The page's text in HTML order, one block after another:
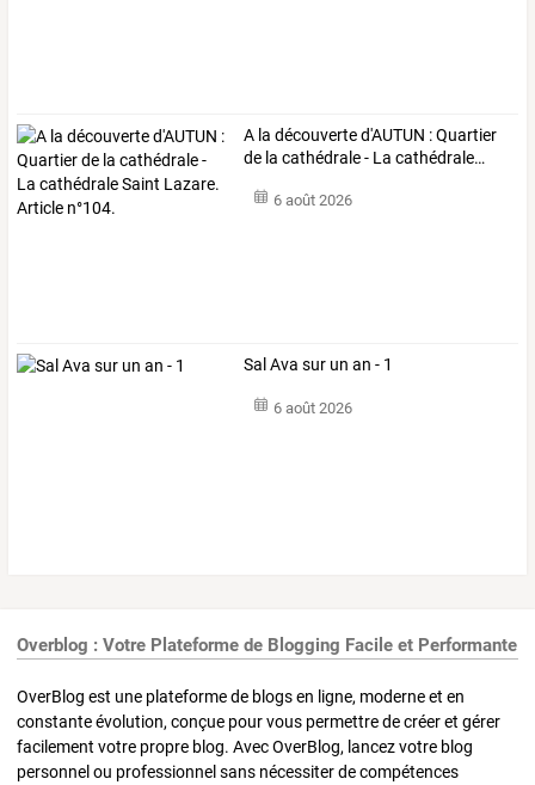
A la découverted'AUTUN :Quartier
de la cathédrale- La cathédrale…
6 août 2026
Sal Ava sur un an - 1
6 août 2026
Overblog : Votre Plateforme de Blogging Facile et Performante
OverBlog est une plateforme de blogs en ligne, moderne et en
constante évolution, conçue pour vous permettre de créer et gérer
facilement votre propre blog. Avec OverBlog, lancez votre blog
personnel ou professionnel sans nécessiter de compétences